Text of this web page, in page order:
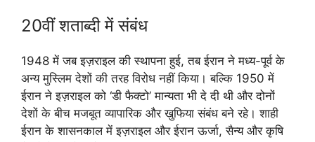
20वीं शताब्दी में संबंध
1948 में जब इज़राइल की स्थापना हुई, तब ईरान ने मध्य-पूर्व के
अन्य मुस्लिम देशों की तरह विरोध नहीं किया। बल्कि 1950 में
ईरान ने इज़राइल को ‘डी फैक्टो’ मान्यता भी दे दी थी और दोनों
देशों के बीच मजबूत व्यापारिक और खुफिया संबंध बने रहे। शाही
ईरान के शासनकाल में इज़राइल और ईरान ऊर्जा, सैन्य और कृषि